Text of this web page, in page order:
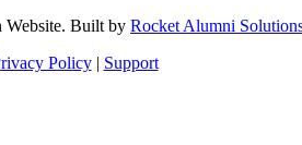
Website. Built by Rocket Alumni
Policy | Support